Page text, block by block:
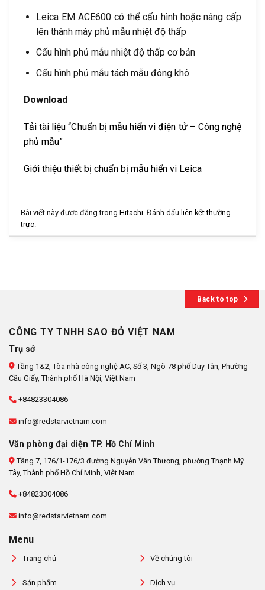
Leica EM ACE600 có thể cấu hình hoặc nâng cấp
lên thành máy phủ mẫu nhiệt độ thấp
Cấu hình phủ mẫu nhiệt độ thấp cơ bản
Cấu hình phủ mẫu tách mẫu đông khô
Download
Tải tài liệu “Chuẩn bị mẫu hiển vi điện tử – Công nghệ
phủ mẫu”
Giới thiệu thiết bị chuẩn bị mẫu hiển vi Leica
Bài viết này được đăng trongHitachi. Đánh dấu liên kết thường
trực.
Back to top
CÔNG TY TNHH SAO ĐỎ VIỆT NAM
Trụ sở
Tầng 1&2, Tòa nhà công nghệ AC, Số 3, Ngõ 78 phố Duy Tân, Phường
Cầu Giấy, Thành phố Hà Nội, Việt Nam
+84823304086
info@redstarvietnam.com
Văn phòng đại diện TP. Hồ Chí Minh
Tầng 7, 176/1-176/3 đường Nguyễn Văn Thương, phường Thạnh Mỹ
Tây, Thành phố Hồ Chí Minh, Việt Nam
+84823304086
info@redstarvietnam.com
Menu
Trang chủ Về chúng tôi
Sản phẩm Dịch vụ